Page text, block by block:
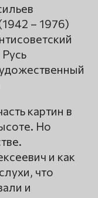
– 1976)
картин в
Но
и как
что
и